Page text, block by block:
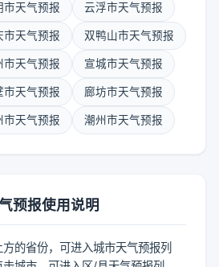
市天气预报 云浮市天气预报
市天气预报 双鸭山市天气预报
市天气预报 宣城市天气预报
市天气预报 廊坊市天气预报
市天气预报 潮州市天气预报
预报使用说明
方的省份，可进入城市天气预报列